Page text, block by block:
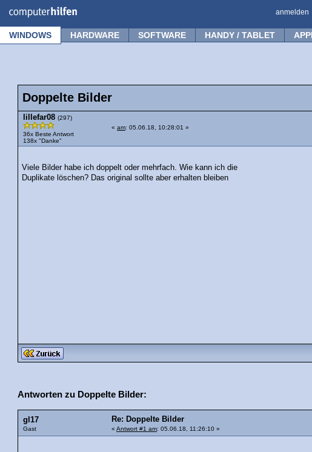
anmelden
WINDOWS HARDWARE SOFTWARE HANDY / TABLET
Doppelte Bilder
lillefar08 (297)
36x Beste Antwort
138x "Danke"
« am: 05.06.18, 10:28:01 »
Viele Bilder habe ich doppelt oder mehrfach. Wie kann ich die
Duplikate löschen? Das original sollte aber erhalten bleiben
Antworten zu Doppelte Bilder:
gl17
Gast
Re: Doppelte Bilder
« Antwort #1 am: 05.06.18, 11:26:10 »